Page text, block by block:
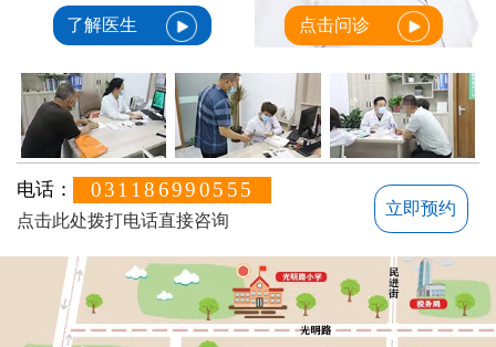
了解医生 点击问诊
电话： 031186990555
点击此处拨打电话直接咨询
立即预约